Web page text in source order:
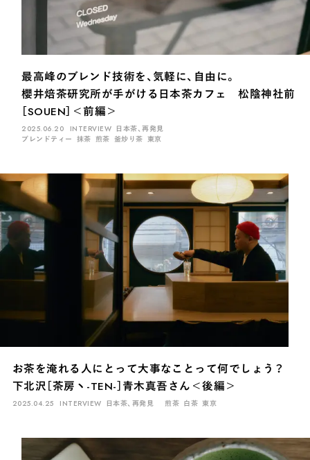
最高峰のブレンド技術を、気軽に、自由に。
櫻井焙茶研究所が手がける日本茶カフェ 松陰神社前
［SOUEN］＜前編＞
2025.06.20 INTERVIEW 日本茶、再発見
ブレンドティー 抹茶 煎茶 釜炒り茶 東京
お茶を淹れる人にとって大事なことって何でしょう？
下北沢［茶房ヽ-TEN-］青木真吾さん＜後編＞
2025.04.25 INTERVIEW 日本茶、再発見 煎茶 白茶 東京